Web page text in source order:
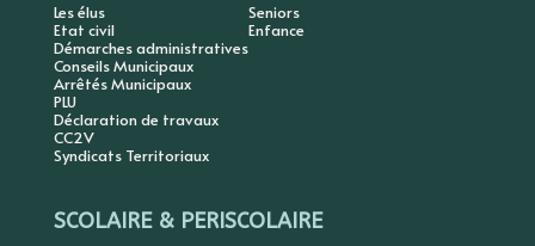
Les élus
Etat civil
Démarches administratives
Conseils Municipaux
Arrêtés Municipaux
PLU
Déclaration de travaux
CC2V
Syndicats Territoriaux
Seniors
Enfance
SCOLAIRE & PERISCOLAIRE